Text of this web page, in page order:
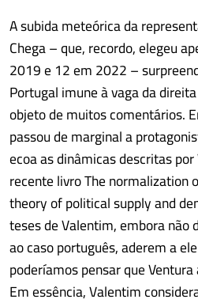
A subida meteórica da
Chega – que, recordo, elegeu
2019 e 12 em 2022 –
Portugal imune à vaga da
objeto de muitos comentários.
passou de marginal a
ecoa as dinâmicas descritas
recente livro The normalization
theory of political supply and
teses de Valentim, embora
ao caso português, aderem a
poderíamos pensar que
Em essência, Valentim